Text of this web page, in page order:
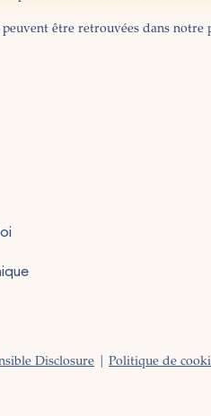
être retrouvées dans notre
Disclosure Politique de